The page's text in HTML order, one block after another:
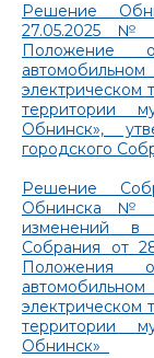
Решение
27.05.2025 №
Положение
электрическом
территории
Обнинск»,
городского
Решение
Обнинска №
изменений в
Собрания от
Положения
электрическом
территории
Обнинск»